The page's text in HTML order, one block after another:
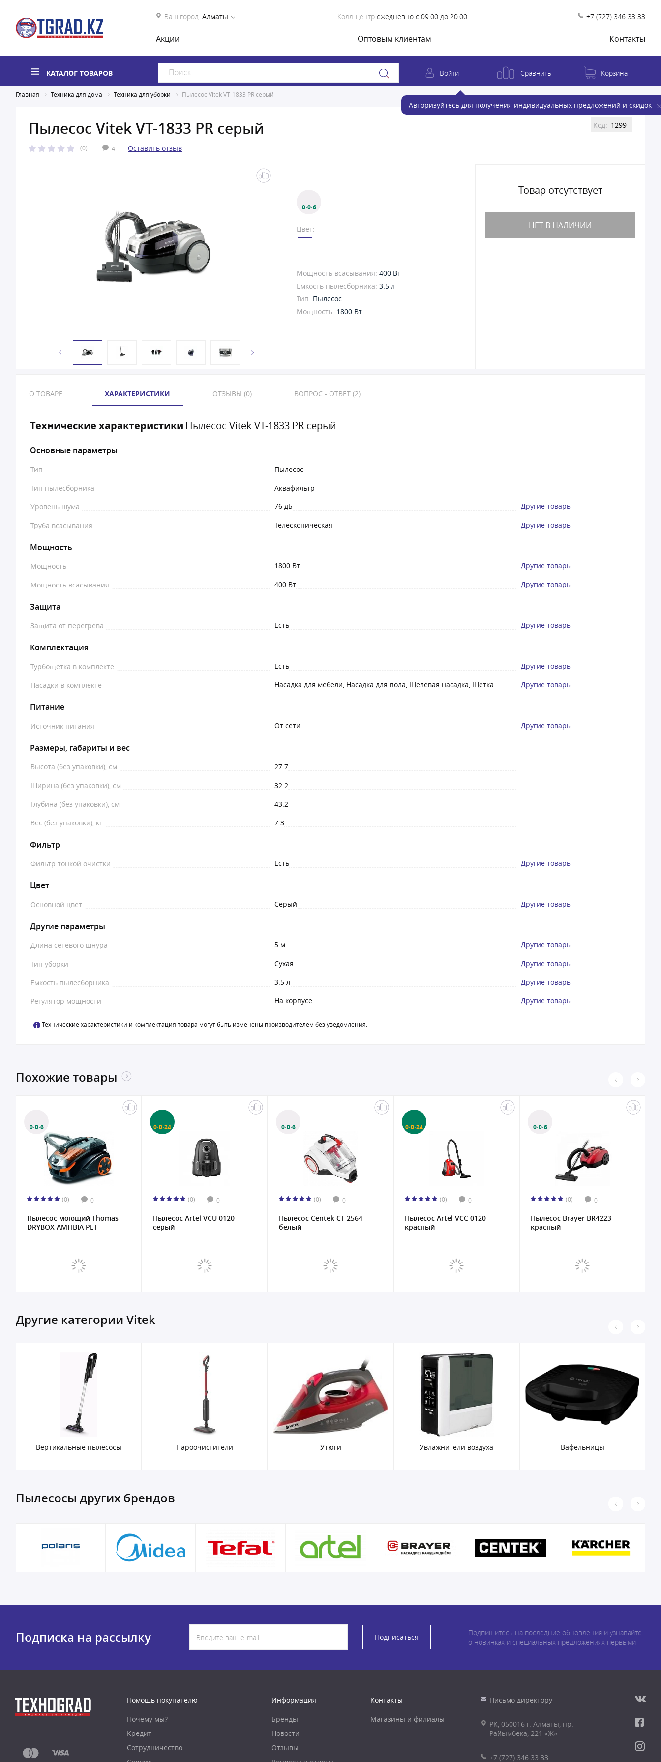
Ваш город: Алматы Колл-центр ежедневно с 09:00 до 20:00 +7 (727) 346 33 33
Акции Оптовым клиентам Контакты
КАТАЛОГ ТОВАРОВ Войти
Авторизуйтесь для получения индивидуальных предложений и скидок
Сравнить Корзина
Главная Техника для дома Техника для уборки Пылесос Vitek VT-1833 PR серый
Пылесос Vitek VT-1833 PR серый
(0) 4 Оставить отзыв
Код: 1299
0·0·6
Цвет:
Мощность всасывания: 400 Вт
Емкость пылесборника: 3.5 л
Тип: Пылесос
Мощность: 1800 Вт
Товар отсутствует
НЕТ В НАЛИЧИИ
О ТОВАРЕ ХАРАКТЕРИСТИКИ ОТЗЫВЫ (0) ВОПРОС - ОТВЕТ (2)
Технические характеристики Пылесос Vitek VT-1833 PR серый
Основные параметры
Тип
Пылесос
Тип пылесборника
Аквафильтр
Уровень шума
76 дБ Другие товары
Труба всасывания Телескопическая Другие товары
Мощность
Мощность 1800 Вт Другие товары
Мощность всасывания 400 Вт Другие товары
Защита
Защита от перегрева Есть Другие товары
Комплектация
Турбощетка в комплекте Есть Другие товары
Насадки в комплекте Насадка для мебели, Насадка для пола, Щелевая насадка, Щетка Другие товары
Питание
Источник питания От сети Другие товары
Размеры, габариты и вес
Высота (без упаковки), см
27.7
Ширина (без упаковки), см
32.2
Глубина (без упаковки), см
43.2
Вес (без упаковки), кг
7.3
Фильтр
Фильтр тонкой очистки Есть Другие товары
Цвет
Основной цвет Серый Другие товары
Другие параметры
Длина сетевого шнура 5 м Другие товары
Тип уборки Сухая Другие товары
Емкость пылесборника 3.5 л Другие товары
Регулятор мощности На корпусе Другие товары
Технические характеристики и комплектация товара могут быть изменены производителем без уведомления.
Похожие товары
0·0·6
(0) 0
Пылесос моющий Thomas
DRYBOX AMFIBIA PET
0·0·24
(0) 0
Пылесос Artel VCU 0120
серый
0·0·6
(0) 0
Пылесос Centek CT-2564
белый
0·0·24
(0) 0
Пылесос Artel VCC 0120
красный
0·0·6
(0) 0
Пылесос Brayer BR4223
красный
Другие категории Vitek
Вертикальные пылесосы Пароочистители Утюги Увлажнители воздуха Вафельницы
Пылесосы других брендов
Подписка на рассылку Подписаться
Подпишитесь на последние обновления и узнавайте
о новинках и специальных предложениях первыми
Помощь покупателю
Почему мы?
Кредит
Сотрудничество
Информация
Бренды
Новости
Отзывы
Контакты
Магазины и филиалы
Письмо директору
РК, 050016 г. Алматы, пр.
Райымбека, 221 «Ж»
+7 (727) 346 33 33